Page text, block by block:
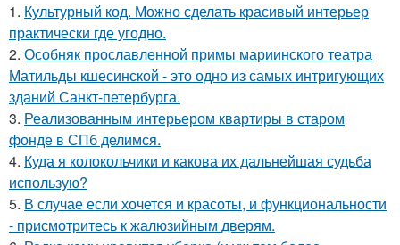
1. Культурный код. Можно сделать красивый интерьер
практически где угодно.
2. Особняк прославленной примы мариинского театра
Матильды кшесинской - это одно из самых интригующих
зданий Санкт-петербурга.
3. Реализованным интерьером квартиры в старом
фонде в СПб делимся.
4. Куда я колокольчики и какова их дальнейшая судьба
использую?
5. В случае если хочется и красоты, и функциональности
- присмотритесь к жалюзийным дверям.